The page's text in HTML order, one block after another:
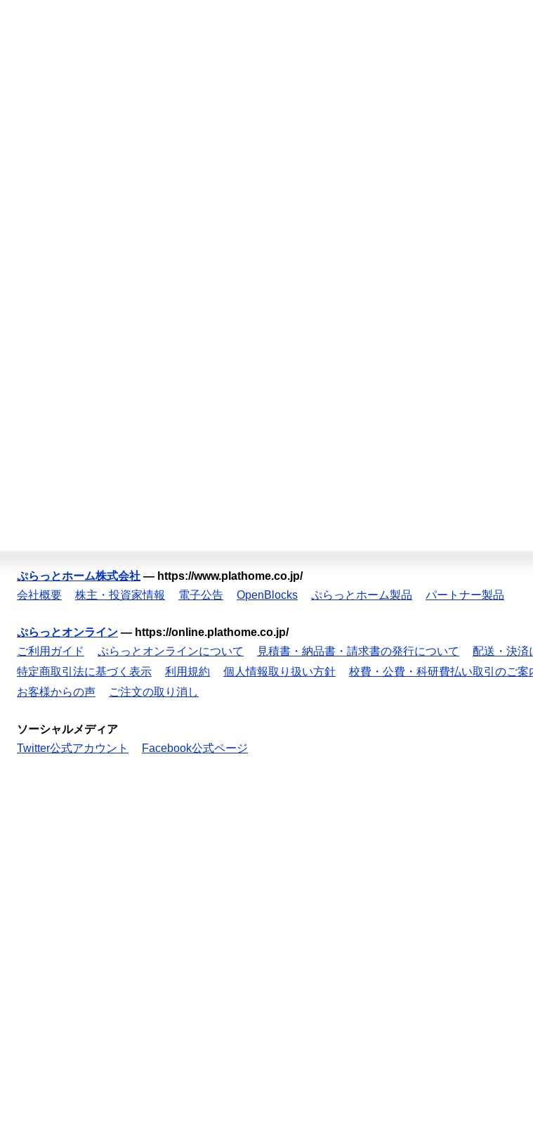
ぷらっとホーム株式会社 — https://www.plathome.co.jp/
会社概要
株主・投資家情報 電子公告 OpenBlocks ぷらっとホーム製品 パートナー製品
ぷらっとオンライン — https://online.plathome.co.jp/
ご利用ガイド
ぷらっとオンラインについて 見積書・納品書・請求書の発行について 配送・決済
特定商取引法に基づく表示
利用規約 個人情報取り扱い方針 校費・公費・科研費払い取引のご案
お客様からの声
ご注文の取り消し
ソーシャルメディア
Twitter公式アカウント
Facebook公式ページ